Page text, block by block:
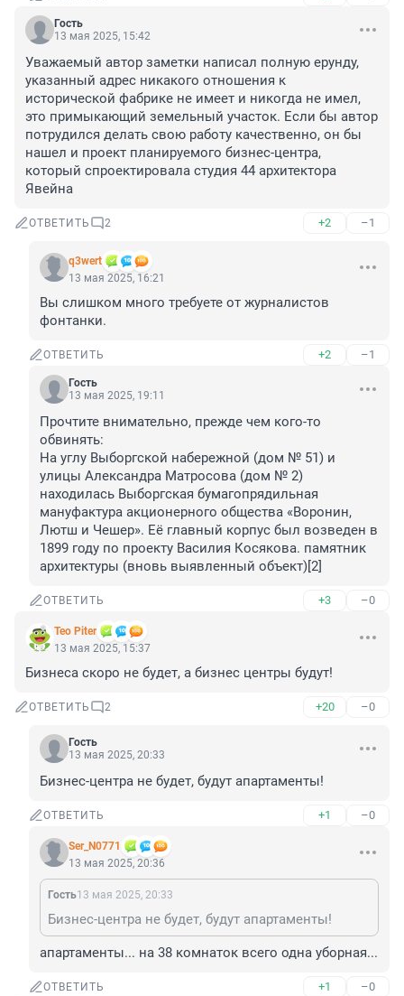
Гость
13 мая 2025, 15:42
Уважаемый автор заметки написал полную ерунду,
указанный адрес никакого отношения к
исторической фабрике не имеет и никогда не имел,
это примыкающий земельный участок. Если бы автор
потрудился делать свою работу качественно, он бы
нашел и проект планируемого бизнес-центра,
который спроектировала студия 44 архитектора
Явейна
ОТВЕТИТЬ 2 +2 –1
q3wert
13 мая 2025, 16:21
Вы слишком много требуете от журналистов
фонтанки.
ОТВЕТИТЬ +2 –1
Гость
13 мая 2025, 19:11
Прочтите внимательно, прежде чем кого-то
обвинять:
На углу Выборгской набережной (дом № 51) и
улицы Александра Матросова (дом № 2)
находилась Выборгская бумагопрядильная
мануфактура акционерного общества «Воронин,
Лютш и Чешер». Её главный корпус был возведен в
1899 году по проекту Василия Косякова. памятник
архитектуры (вновь выявленный объект)[2]
ОТВЕТИТЬ +3 –0
Teo Piter
13 мая 2025, 15:37
Бизнеса скоро не будет, а бизнес центры будут!
ОТВЕТИТЬ 2 +20 –0
Гость
13 мая 2025, 20:33
Бизнес-центра не будет, будут апартаменты!
ОТВЕТИТЬ +1 –0
Ser_N0771
13 мая 2025, 20:36
Гость13 мая 2025, 20:33
Бизнес-центра не будет, будут апартаменты!
апартаменты... на 38 комнаток всего одна уборная...
ОТВЕТИТЬ +1 –0